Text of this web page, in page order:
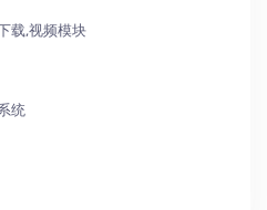
载,视频模块
统